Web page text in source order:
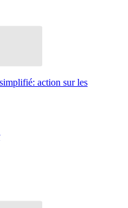
action sur les